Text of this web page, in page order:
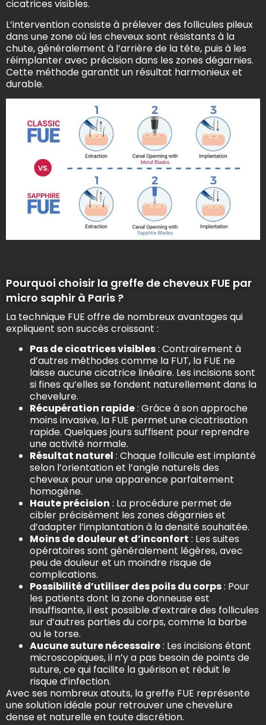
cicatrices visibles.
L’intervention consiste à prélever des follicules pileux
dans une zone où les cheveux sont résistants à la
chute, généralement à l’arrière de la tête, puis à les
réimplanter avec précision dans les zones dégarnies.
Cette méthode garantit un résultat harmonieux et
durable.
Pourquoi choisir la greffe de cheveux FUE par
micro saphir à Paris ?
La technique FUE offre de nombreux avantages qui
expliquent son succès croissant :
Pas de cicatrices visibles: Contrairement à
d’autres méthodes comme la FUT, la FUE ne
laisse aucune cicatrice linéaire. Les incisions sont
si fines qu’elles se fondent naturellement dans la
chevelure.
Récupération rapide: Grâce à son approche
moins invasive, la FUE permet une cicatrisation
rapide. Quelques jours suffisent pour reprendre
une activité normale.
Résultat naturel : Chaque follicule est implanté
selon l’orientation et l’angle naturels des
cheveux pour une apparence parfaitement
homogène.
Haute précision : La procédure permet de
cibler précisément les zones dégarnies et
d’adapter l’implantation à la densité souhaitée.
Moins de douleur et d’inconfort : Les suites
opératoires sont généralement légères, avec
peu de douleur et un moindre risque de
complications.
Possibilité d’utiliser des poils du corps: Pour
les patients dont la zone donneuse est
insuffisante, il est possible d’extraire des follicules
sur d’autres parties du corps, comme la barbe
ou le torse.
Aucune suture nécessaire: Les incisions étant
microscopiques, il n’y a pas besoin de points de
suture, ce qui facilite la guérison et réduit le
risque d’infection.
Avec ses nombreux atouts, la greffe FUE représente
une solution idéale pour retrouver une chevelure
dense et naturelle en toute discrétion.